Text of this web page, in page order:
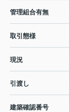
管理組合有無
取引態様
現況
引渡し
建築確認番号